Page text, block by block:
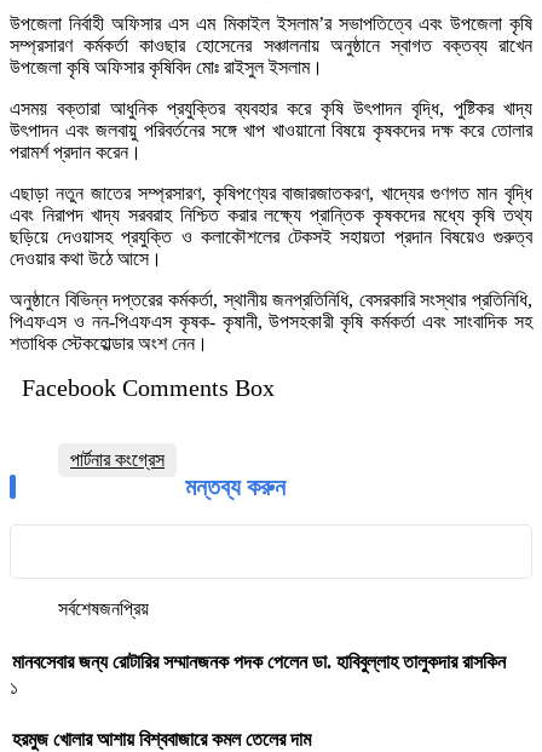
উপজেলা নির্বাহী অফিসার এস এম মিকাইল ইসলাম’র সভাপতিত্বে এবং উপজেলা কৃষি
সম্প্রসারণ কর্মকর্তা কাওছার হোসেনের সঞ্চালনায় অনুষ্ঠানে স্বাগত বক্তব্য রাখেন
উপজেলা কৃষি অফিসার কৃষিবিদ মোঃ রাইসুল ইসলাম।
এসময় বক্তারা আধুনিক প্রযুক্তির ব্যবহার করে কৃষি উৎপাদন বৃদ্ধি, পুষ্টিকর খাদ্য
উৎপাদন এবং জলবায়ু পরিবর্তনের সঙ্গে খাপ খাওয়ানো বিষয়ে কৃষকদের দক্ষ করে তোলার
পরামর্শ প্রদান করেন।
এছাড়া নতুন জাতের সম্প্রসারণ, কৃষিপণ্যের বাজারজাতকরণ, খাদ্যের গুণগত মান বৃদ্ধি
এবং নিরাপদ খাদ্য সরবরাহ নিশ্চিত করার লক্ষ্যে প্রান্তিক কৃষকদের মধ্যে কৃষি তথ্য
ছড়িয়ে দেওয়াসহ প্রযুক্তি ও কলাকৌশলের টেকসই সহায়তা প্রদান বিষয়েও গুরুত্ব
দেওয়ার কথা উঠে আসে।
অনুষ্ঠানে বিভিন্ন দপ্তরের কর্মকর্তা, স্থানীয় জনপ্রতিনিধি, বেসরকারি সংস্থার প্রতিনিধি,
পিএফএস ও নন-পিএফএস কৃষক- কৃষানী, উপসহকারী কৃষি কর্মকর্তা এবং সাংবাদিক সহ
শতাধিক স্টেকহোল্ডার অংশ নেন।
Facebook Comments Box
পার্টনার কংগ্রেস
মন্তব্য করুন
সর্বশেষজনপ্রিয়
মানবসেবার জন্য রোটারির সম্মানজনক পদক পেলেন ডা. হাবিবুল্লাহ তালুকদার রাসকিন
১
হরমুজ খোলার আশায় বিশ্ববাজারে কমল তেলের দাম